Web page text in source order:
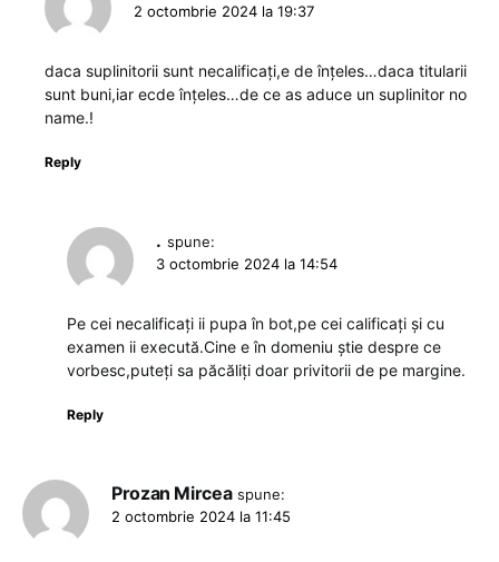
2 octombrie 2024 la 19:37
daca suplinitorii sunt necalificați,e de înțeles…daca titularii
sunt buni,iar ecde înțeles…de ce as aduce un suplinitor no
name.!
Reply
. spune:
3 octombrie 2024 la 14:54
Pe cei necalificați ii pupa în bot,pe cei calificați și cu
examen ii execută.Cine e în domeniu știe despre ce
vorbesc,puteți sa păcăliți doar privitorii de pe margine.
Reply
Prozan Mircea spune:
2 octombrie 2024 la 11:45